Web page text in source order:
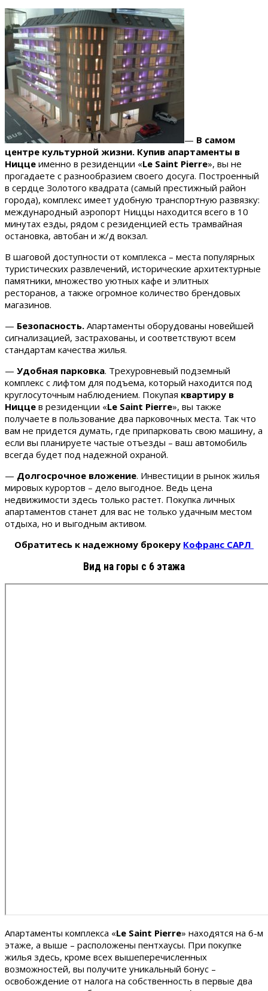
— В самом
центре культурной жизни. Купив апартаменты в
Ницце именно в резиденции «Le Saint Pierre», вы не
прогадаете с разнообразием своего досуга. Построенный
в сердце Золотого квадрата (самый престижный район
города), комплекс имеет удобную транспортную развязку:
международный аэропорт Ниццы находится всего в 10
минутах езды, рядом с резиденцией есть трамвайная
остановка, автобан и ж/д вокзал.
В шаговой доступности от комплекса – места популярных
туристических развлечений, исторические архитектурные
памятники, множество уютных кафе и элитных
ресторанов, а также огромное количество брендовых
магазинов.
— Безопасность. Апартаменты оборудованы новейшей
сигнализацией, застрахованы, и соответствуют всем
стандартам качества жилья.
— Удобная парковка. Трехуровневый подземный
комплекс с лифтом для подъема, который находится под
круглосуточным наблюдением. Покупая квартиру в
Ницце в резиденции «Le Saint Pierre», вы также
получаете в пользование два парковочных места. Так что
вам не придется думать, где припарковать свою машину, а
если вы планируете частые отъезды – ваш автомобиль
всегда будет под надежной охраной.
— Долгосрочное вложение. Инвестиции в рынок жилья
мировых курортов – дело выгодное. Ведь цена
недвижимости здесь только растет. Покупка личных
апартаментов станет для вас не только удачным местом
отдыха, но и выгодным активом.
Обратитесь к надежному брокеру Кофранс САРЛ
Вид на горы с 6 этажа
Апартаменты комплекса «Le Saint Pierre» находятся на 6-м
этаже, а выше – расположены пентхаусы. При покупке
жилья здесь, кроме всех вышеперечисленных
возможностей, вы получите уникальный бонус –
освобождение от налога на собственность в первые два